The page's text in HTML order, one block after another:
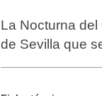
La Nocturna
de Sevilla que